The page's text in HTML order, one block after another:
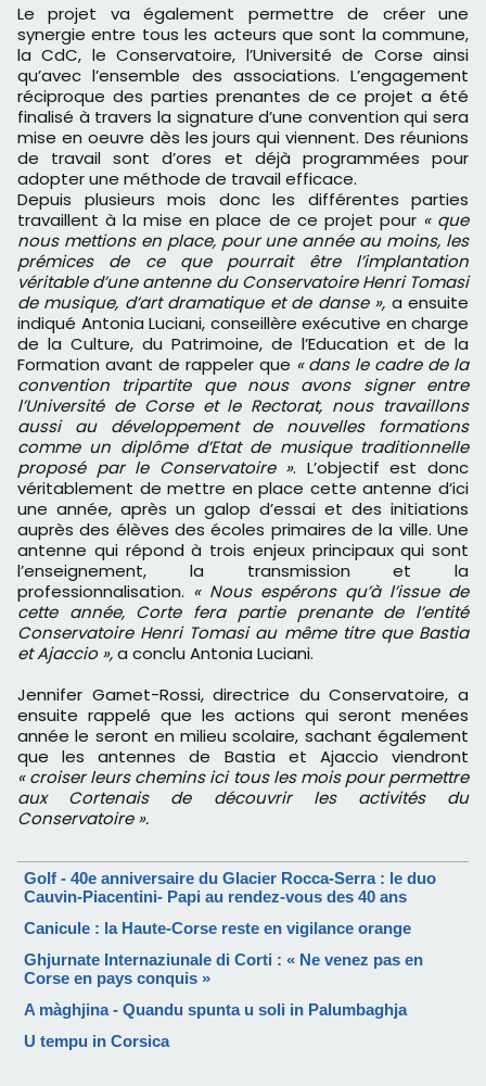
Le projet va également permettre de créer une
synergie entre tous les acteurs que sont la commune,
la CdC, le Conservatoire, l’Université de Corse ainsi
qu’avec l’ensemble des associations. L’engagement
réciproque des parties prenantes de ce projet a été
finalisé à travers la signature d’une convention qui sera
mise en oeuvre dès les jours qui viennent. Des réunions
de travail sont d’ores et déjà programmées pour
adopter une méthode de travail efficace.
Depuis plusieurs mois donc les différentes parties
travaillent à la mise en place de ce projet pour« que
nous mettions en place, pour une année au moins, les
prémices de ce que pourrait être l’implantation
véritable d’une antenne du Conservatoire Henri Tomasi
de musique, d’art dramatique et de danse », a ensuite
indiqué Antonia Luciani, conseillère exécutive en charge
de la Culture, du Patrimoine, de l’Education et de la
Formation avant de rappeler que « dans le cadre de la
convention tripartite que nous avons signer entre
l’Université de Corse et le Rectorat, nous travaillons
aussi au développement de nouvelles formations
comme un diplôme d’Etat de musique traditionnelle
proposé par le Conservatoire ». L’objectif est donc
véritablement de mettre en place cette antenne d’ici
une année, après un galop d’essai et des initiations
auprès des élèves des écoles primaires de la ville. Une
antenne qui répond à trois enjeux principaux qui sont
l’enseignement, la transmission et la
professionnalisation. « Nous espérons qu’à l’issue de
cette année, Corte fera partie prenante de l’entité
Conservatoire Henri Tomasi au même titre que Bastia
et Ajaccio »,a conclu Antonia Luciani.
Jennifer Gamet-Rossi, directrice du Conservatoire, a
ensuite rappelé que les actions qui seront menées
année le seront en milieu scolaire, sachant également
que les antennes de Bastia et Ajaccio viendront
« croiser leurs chemins ici tous les mois pour permettre
aux Cortenais de découvrir les activités du
Conservatoire ».
Golf - 40e anniversaire du Glacier Rocca-Serra : le duo
Cauvin-Piacentini- Papi au rendez-vous des 40 ans
Canicule : la Haute-Corse reste en vigilance orange
Ghjurnate Internaziunale di Corti : « Ne venez pas en
Corse en pays conquis »
A màghjina - Quandu spunta u soli in Palumbaghja
U tempu in Corsica